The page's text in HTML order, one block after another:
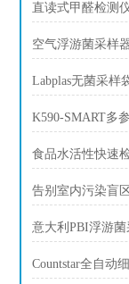
直读式甲醛检测
空气浮游菌采样
K590-SMART多
食品水活性快速
告别室内污染盲
意大利PBI浮游
Countstar全自动